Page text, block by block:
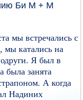
Би М + М
мы встречались с
мы катались на
Я был в
была занята
А когда
Надиних